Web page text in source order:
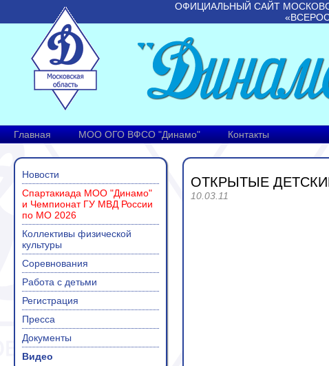
ОФИЦИАЛЬНЫЙ САЙТ
Главная МОО ОГО ВФСО "Динамо" Контакты
Новости
Спартакиада МОО "Динамо"
и Чемпионат ГУ МВД России
по МО 2026
Коллективы физической
культуры
Соревнования
Работа с детьми
Регистрация
Пресса
Документы
Видео
ОТКРЫТЫЕ
10.03.11